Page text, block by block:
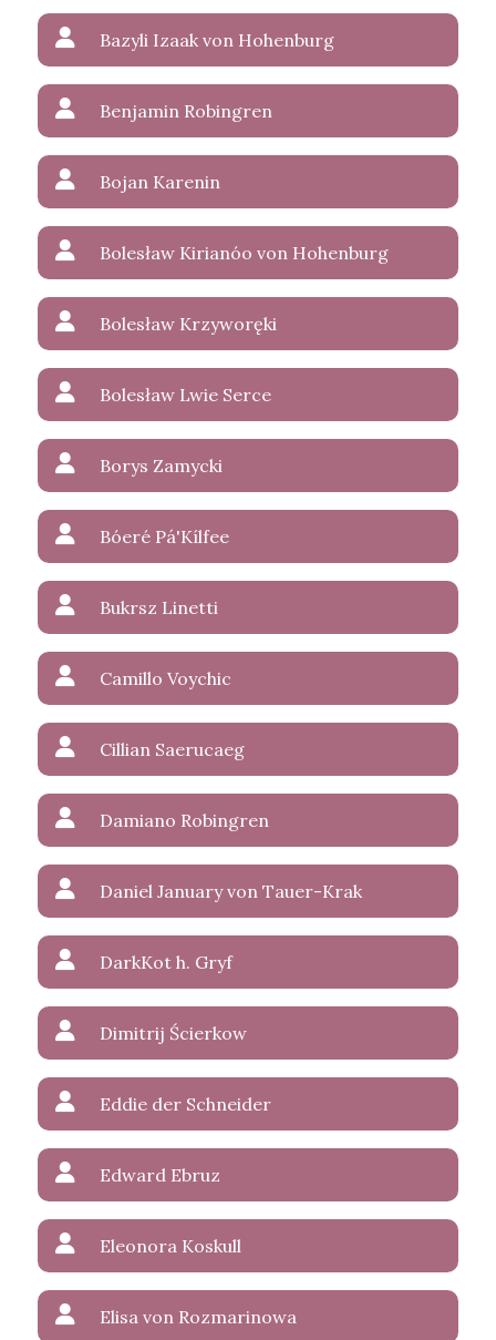
Bazyli Izaak von Hohenburg
Benjamin Robingren
Bojan Karenin
Bolesław Kirianóo von Hohenburg
Bolesław Krzyworęki
Bolesław Lwie Serce
Borys Zamycki
Bóeré Pá'Kílfee
Bukrsz Linetti
Camillo Voychic
Cillian Saerucaeg
Damiano Robingren
Daniel January von Tauer-Krak
DarkKot h. Gryf
Dimitrij Ścierkow
Eddie der Schneider
Edward Ebruz
Eleonora Koskull
Elisa von Rozmarinowa